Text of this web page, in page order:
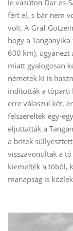
le vasúton Dar es-
fért el, s bár nem
volt. A Graf
hogy a
600 km), ugyanezt
miatt gyalogosan
németek ki is
indították a tóparti
erre válaszul két,
felszereltek egy-
eljuttatták a
a britek
visszavonultak a
kiemelték a tóból,
manapság is